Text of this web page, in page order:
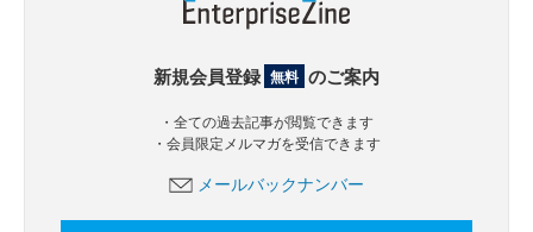
新規会員登録 無料 のご案内
・全ての過去記事が閲覧できます
・会員限定メルマガを受信できます
メールバックナンバー